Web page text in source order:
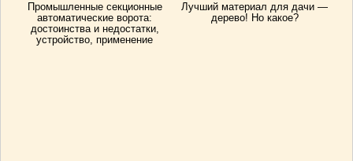
Промышленные секционные
автоматические ворота:
достоинства и недостатки,
устройство, применение
Лучший материал для дачи —
дерево! Но какое?